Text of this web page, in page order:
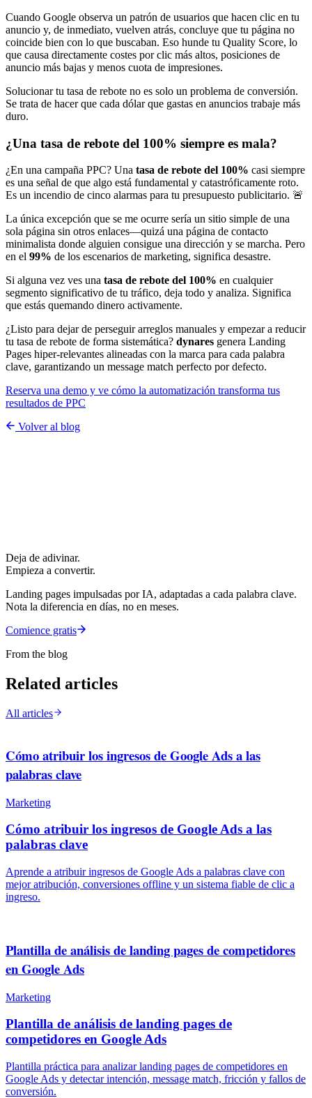
Cuando Google observa un patrón de usuarios que hacen clic en tu
anuncio y, de inmediato, vuelven atrás, concluye que tu página no
coincide bien con lo que buscaban. Eso hunde tu Quality Score, lo
que causa directamente costes por clic más altos, posiciones de
anuncio más bajas y menos cuota de impresiones.
Solucionar tu tasa de rebote no es solo un problema de conversión.
Se trata de hacer que cada dólar que gastas en anuncios trabaje más
duro.
¿Una tasa de rebote del 100% siempre es mala?
¿En una campaña PPC? Una tasa de rebote del 100% casi siempre
es una señal de que algo está fundamental y catastróficamente roto.
Es un incendio de cinco alarmas para tu presupuesto publicitario. 🚨
La única excepción que se me ocurre sería un sitio simple de una
sola página sin otros enlaces—quizá una página de contacto
minimalista donde alguien consigue una dirección y se marcha. Pero
en el 99% de los escenarios de marketing, significa desastre.
Si alguna vez ves una tasa de rebote del 100% en cualquier
segmento significativo de tu tráfico, deja todo y analiza. Significa
que estás quemando dinero activamente.
¿Listo para dejar de perseguir arreglos manuales y empezar a reducir
tu tasa de rebote de forma sistemática? dynares genera Landing
Pages hiper-relevantes alineadas con la marca para cada palabra
clave, garantizando un message match perfecto por defecto.
Reserva una demo y ve cómo la automatización transforma tus
resultados de PPC
Volver al blog
Deja de adivinar.
Empieza a convertir.
Landing pages impulsadas por IA, adaptadas a cada palabra clave.
Nota la diferencia en días, no en meses.
Comience gratis
From the blog
Related articles
All articles
Cómo atribuir los ingresos de Google Ads a las
palabras clave
Marketing
Cómo atribuir los ingresos de Google Ads a las
palabras clave
Aprende a atribuir ingresos de Google Ads a palabras clave con
mejor atribución, conversiones offline y un sistema fiable de clic a
ingreso.
Plantilla de análisis de landing pages de competidores
en Google Ads
Marketing
Plantilla de análisis de landing pages de
competidores en Google Ads
Plantilla práctica para analizar landing pages de competidores en
Google Ads y detectar intención, message match, fricción y fallos de
conversión.